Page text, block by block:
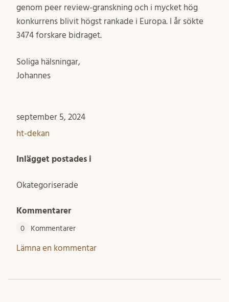
genom peer review-granskning och i mycket hög
konkurrens blivit högst rankade i Europa. I år sökte
3474 forskare bidraget.
Soliga hälsningar,
Johannes
september 5, 2024
ht-dekan
Inlägget postades i
Okategoriserade
Kommentarer
0 Kommentarer
Lämna en kommentar